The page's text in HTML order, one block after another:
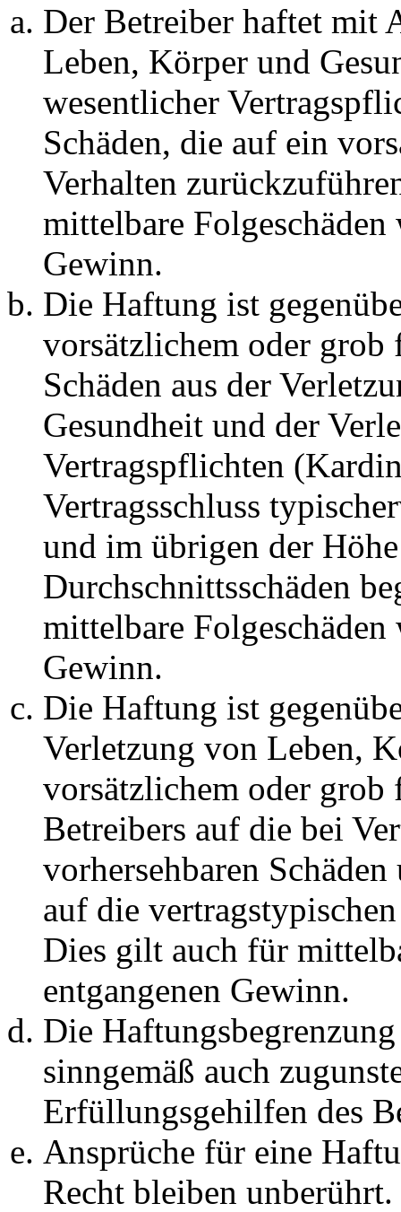
Der Betreiber haftet mit
Leben, Körper und
wesentlicher
Schäden, die auf ein
Verhalten
mittelbare Folgeschäden
Gewinn.
Die Haftung ist
vorsätzlichem oder grob
Schäden aus der
Gesundheit und der
Vertragspflichten
Vertragsschluss
und im übrigen der
Durchschnittsschäden
mittelbare Folgeschäden
Gewinn.
Die Haftung ist
Verletzung von Leben,
vorsätzlichem oder grob
Betreibers auf die bei
vorhersehbaren
auf die
Dies gilt auch für
entgangenen Gewinn.
Die
sinngemäß auch
Erfüllungsgehilfen des
Ansprüche für eine
Recht bleiben unberührt.